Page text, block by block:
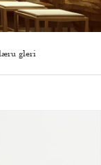
gleri